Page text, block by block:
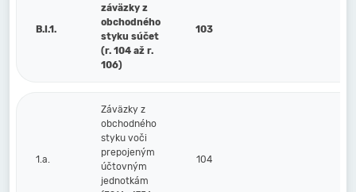
B.I.1.
záväzky z
obchodného
styku súčet
(r. 104 až r.
106)
103
1.a.
Záväzky z
obchodného
styku voči
prepojeným
účtovným
jednotkám
104